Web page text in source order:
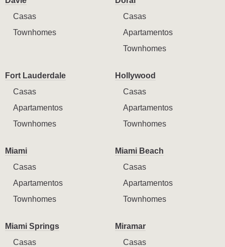
Casas
Townhomes
Casas
Apartamentos
Townhomes
Fort Lauderdale
Casas
Apartamentos
Townhomes
Hollywood
Casas
Apartamentos
Townhomes
Miami
Casas
Apartamentos
Townhomes
Miami Beach
Casas
Apartamentos
Townhomes
Miami Springs
Casas
Miramar
Casas